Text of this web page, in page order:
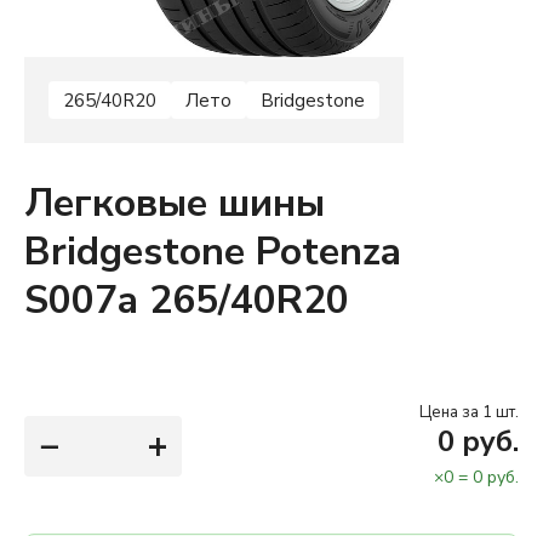
265/40R20 Лето Bridgestone
Легковые шины
Bridgestone Potenza
S007a 265/40R20
− +
Цена за 1 шт.
0 руб.
×0 = 0 руб.